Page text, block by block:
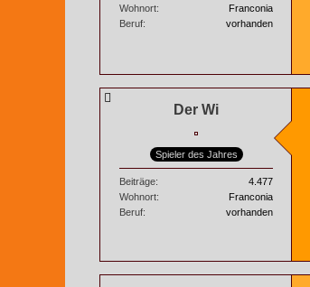
Wohnort
Franconia
Beruf
vorhanden
Der Wi
Spieler des Jahres
Beiträge
4.477
Wohnort
Franconia
Beruf
vorhanden